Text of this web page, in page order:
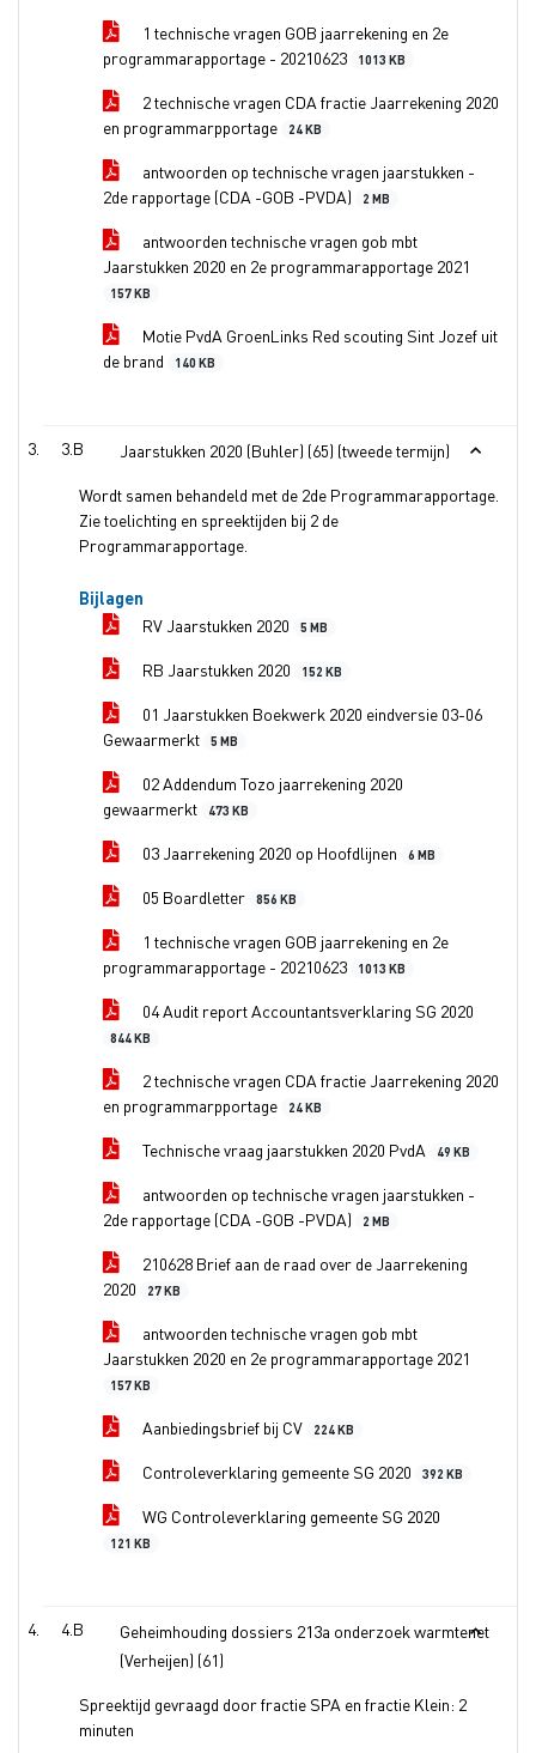
1 technische vragen GOB jaarrekening en 2e
programmarapportage - 20210623
1013 KB
2 technische vragen CDA fractie Jaarrekening 2020
en programmarpportage
24 KB
antwoorden op technische vragen jaarstukken -
2de rapportage (CDA -GOB -PVDA)
2 MB
antwoorden technische vragen gob mbt
Jaarstukken 2020 en 2e programmarapportage 2021
157 KB
Motie PvdA GroenLinks Red scouting Sint Jozef uit
de brand
140 KB
3.B Jaarstukken 2020 (Buhler) (65) (tweede termijn)
Wordt samen behandeld met de 2de Programmarapportage.
Zie toelichting en spreektijden bij 2 de
Programmarapportage.
Bijlagen
RV Jaarstukken 2020
5 MB
RB Jaarstukken 2020 152 KB
01 Jaarstukken Boekwerk 2020 eindversie 03-06
Gewaarmerkt
5 MB
02 Addendum Tozo jaarrekening 2020
gewaarmerkt
473 KB
03 Jaarrekening 2020 op Hoofdlijnen 6 MB
05 Boardletter 856 KB
1 technische vragen GOB jaarrekening en 2e
programmarapportage - 20210623
1013 KB
04 Audit report Accountantsverklaring SG 2020
844 KB
2 technische vragen CDA fractie Jaarrekening 2020
en programmarpportage
24 KB
Technische vraag jaarstukken 2020 PvdA 49 KB
antwoorden op technische vragen jaarstukken -
2de rapportage (CDA -GOB -PVDA)
2 MB
210628 Brief aan de raad over de Jaarrekening
2020
27 KB
antwoorden technische vragen gob mbt
Jaarstukken 2020 en 2e programmarapportage 2021
157 KB
Aanbiedingsbrief bij CV 224 KB
Controleverklaring gemeente SG 2020 392 KB
WG Controleverklaring gemeente SG 2020
121 KB
4.B
Geheimhouding dossiers 213a onderzoek warmtenet
(Verheijen) (61)
Spreektijd gevraagd door fractie SPA en fractie Klein: 2
minuten